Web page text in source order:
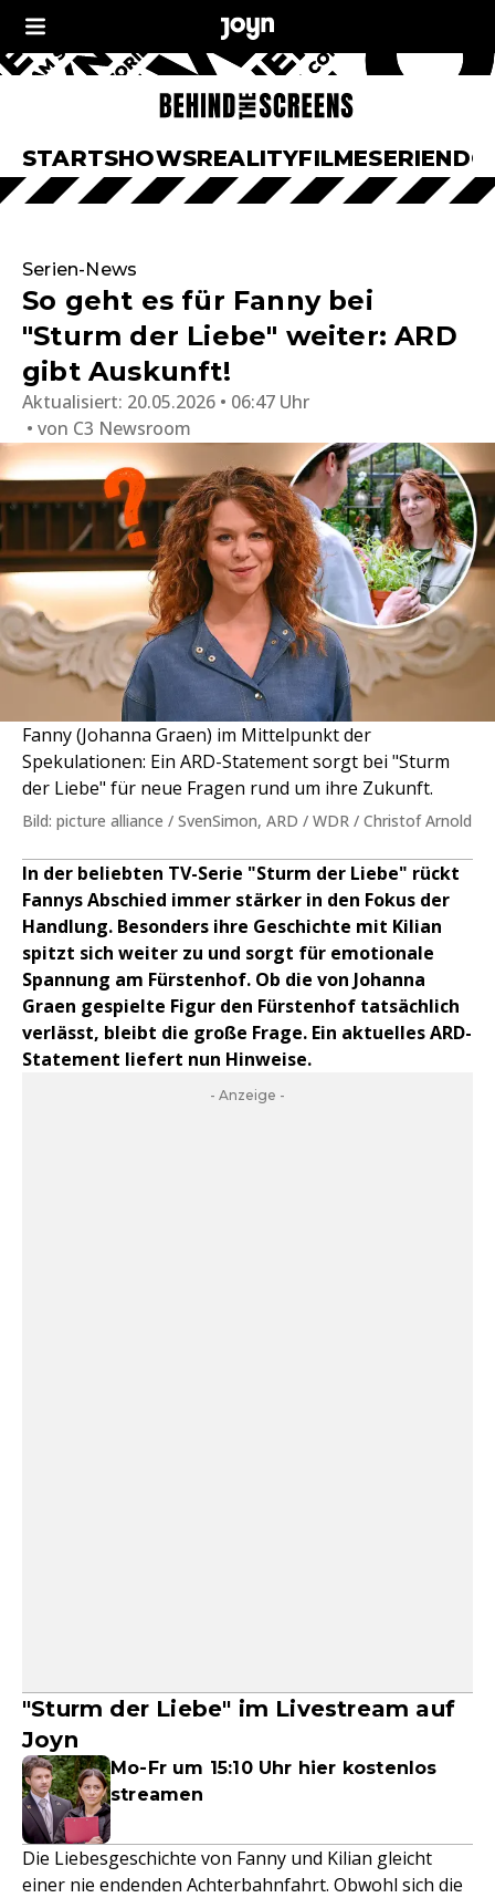
STARTSHOWSREALITYFILMESERIEN
Serien-News
So geht es für Fanny bei
"Sturm der Liebe" weiter: ARD
gibt Auskunft!
Aktualisiert: 20.05.2026 • 06:47 Uhr
von C3 Newsroom
Fanny (Johanna Graen) im Mittelpunkt der
Spekulationen: Ein ARD-Statement sorgt bei "Sturm
der Liebe" für neue Fragen rund um ihre Zukunft.
Bild: picture alliance / SvenSimon, ARD / WDR / Christof Arnold
In der beliebten TV-Serie "Sturm der Liebe" rückt
Fannys Abschied immer stärker in den Fokus der
Handlung. Besonders ihre Geschichte mit Kilian
spitzt sich weiter zu und sorgt für emotionale
Spannung am Fürstenhof. Ob die von Johanna
Graen gespielte Figur den Fürstenhof tatsächlich
verlässt, bleibt die große Frage. Ein aktuelles ARD-
Statement liefert nun Hinweise.
- Anzeige -
"Sturm der Liebe" im Livestream auf
Joyn
Mo-Fr um 15:10 Uhr hier kostenlos
streamen
Die Liebesgeschichte von Fanny und Kilian gleicht
einer nie endenden Achterbahnfahrt. Obwohl sich die